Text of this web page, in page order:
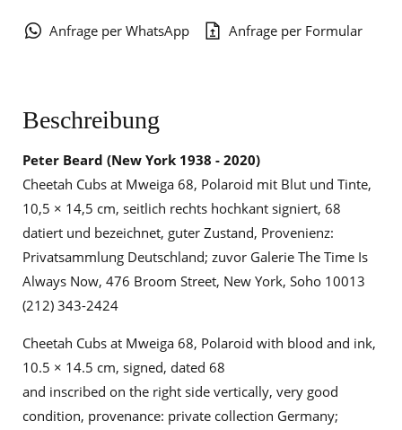
Anfrage per WhatsApp Anfrage per Formular
Beschreibung
Peter Beard (New York 1938 - 2020)
Cheetah Cubs at Mweiga 68, Polaroid mit Blut und Tinte,
10,5 × 14,5 cm, seitlich rechts hochkant signiert, 68
datiert und bezeichnet, guter Zustand, Provenienz:
Privatsammlung Deutschland; zuvor Galerie The Time Is
Always Now, 476 Broom Street, New York, Soho 10013
(212) 343-2424
Cheetah Cubs at Mweiga 68, Polaroid with blood and ink,
10.5 × 14.5 cm, signed, dated 68
and inscribed on the right side vertically, very good
condition, provenance: private collection Germany;